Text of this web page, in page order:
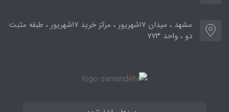
مشهد ، میدان ۱۷شهریور ، مرکز خرید ۱۷شهریور ، طبقه مثبت
دو ، واحد ۷۷۳